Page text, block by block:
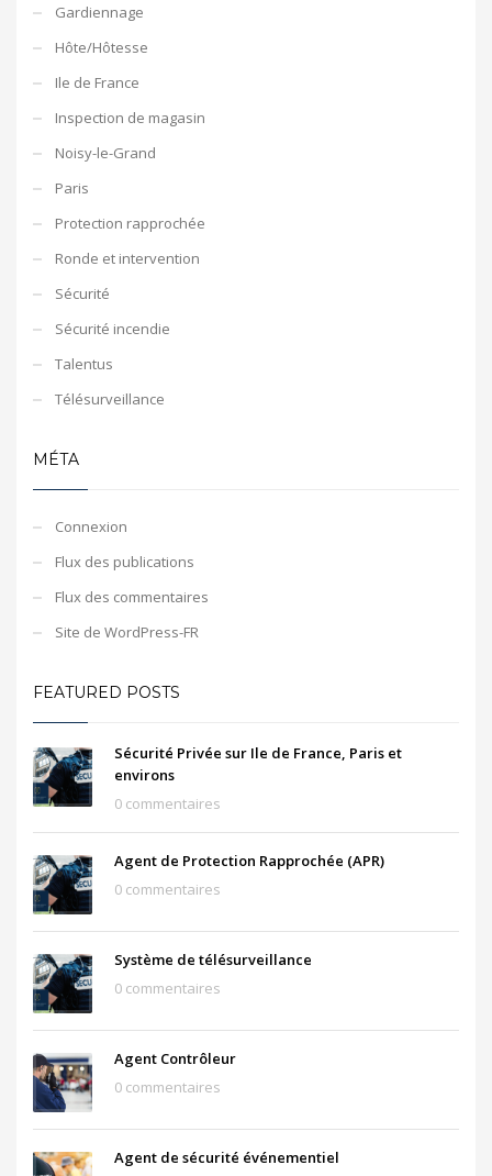
Gardiennage
Hôte/Hôtesse
Ile de France
Inspection de magasin
Noisy-le-Grand
Paris
Protection rapprochée
Ronde et intervention
Sécurité
Sécurité incendie
Talentus
Télésurveillance
MÉTA
Connexion
Flux des publications
Flux des commentaires
Site de WordPress-FR
FEATURED POSTS
Sécurité Privée sur Ile de France, Paris et
environs
0 commentaires
Agent de Protection Rapprochée (APR)
0 commentaires
Système de télésurveillance
0 commentaires
Agent Contrôleur
0 commentaires
Agent de sécurité événementiel